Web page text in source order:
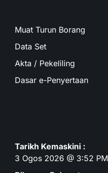
Muat Turun Borang
Data Set
Akta / Pekeliling
Dasar e-Penyertaan
Tarikh Kemaskini :
3 Ogos 2026 @ 3:52 PM